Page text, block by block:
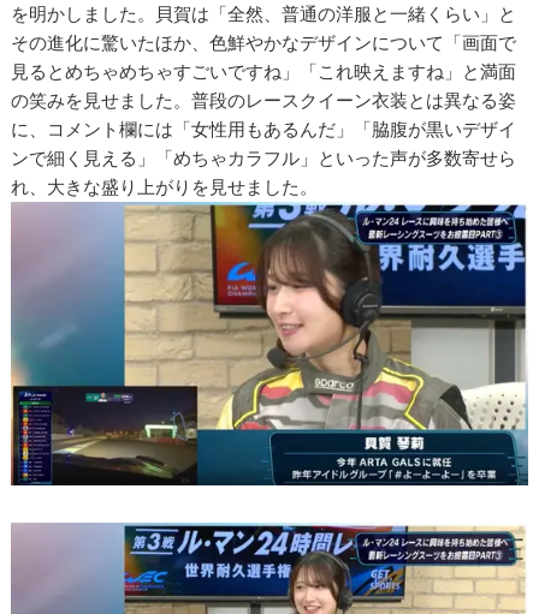
を明かしました。貝賀は「全然、普通の洋服と一緒くらい」と
その進化に驚いたほか、色鮮やかなデザインについて「画面で
見るとめちゃめちゃすごいですね」「これ映えますね」と満面
の笑みを見せました。普段のレースクイーン衣装とは異なる姿
に、コメント欄には「女性用もあるんだ」「脇腹が黒いデザイ
ンで細く見える」「めちゃカラフル」といった声が多数寄せら
れ、大きな盛り上がりを見せました。